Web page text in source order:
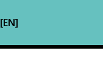
[EN]